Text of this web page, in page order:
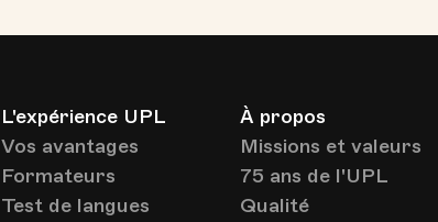
L'expérience UPL
Vos avantages
Formateurs
Test de langues
À propos
Missions et valeurs
75 ans de l'UPL
Qualité